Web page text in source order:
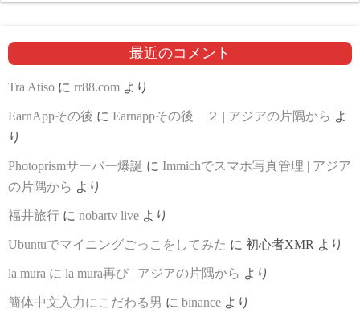
最近のコメント
Tra Atiso に rr88.com より
EarnAppその後 に Earnappその後 ２ | アジアの片隅から よ
り
Photoprismサーバー爆誕 に Immichでスマホ写真管理 | アジア
の片隅から より
福井旅行 に nobartv live より
Ubuntuでマイニングごっこをしてみた に 初心者XMR より
la mura に la mura再び | アジアの片隅から より
簡体中文入力にこだわる男 に binance より